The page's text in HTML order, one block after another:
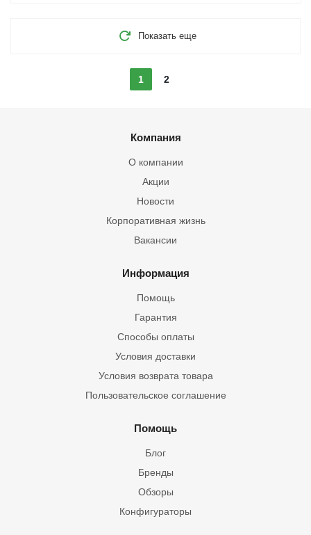
Показать еще
1 2
Компания
О компании
Акции
Новости
Корпоративная жизнь
Вакансии
Информация
Помощь
Гарантия
Способы оплаты
Условия доставки
Условия возврата товара
Пользовательское соглашение
Помощь
Блог
Бренды
Обзоры
Конфигураторы